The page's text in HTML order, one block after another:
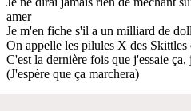
amer
Je m'en fiche s'il a un milliard de
On appelle les pilules X des Skittles
C'est la dernière fois que j'essaie ça,
(J'espère que ça marchera)